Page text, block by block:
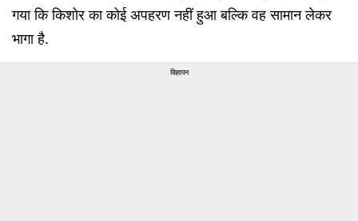
गया कि किशोर का कोई अपहरण नहीं हुआ बल्कि वह सामान लेकर
भागा है.
विज्ञापन